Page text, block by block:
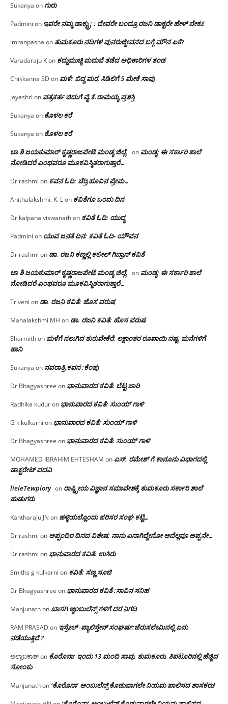
Sukanya onಗುರು
Padmini on ಇವರೇ ನಮ್ಮ ಡಾಕ್ಟ್ರು; : ದೇವರೇ ಬಂದ್ರೂ ರಜನಿ ಡಾಕ್ಟರೇ ಹೇಳ್ ಬೇಕು!
imranpasha on ತುಮಕೂರು ನದಿಗಳ ಪುನರುಜ್ಜೀವನದ ಬಗ್ಗೆ ಮೌನ ಏಕೆ?
Varadaraju Kon ಕದ್ದುಮುಚ್ಚಿ ಮದುವೆ ತಡೆದ ಅಧಿಕಾರಿಗಳ ತಂಡ
Chikkanna SD on ಮಳೆ: ಬಿದ್ದ ಮರ, ಸಿಡಿಲಿಗೆ 5 ಮೇಕೆ ಸಾವು
Jayashri on ಪತ್ರಕರ್ತ ಚಿದುಗೆ ವೈ.ಕೆ.ರಾಮಯ್ಯ ಪ್ರಶಸ್ತಿ
Sukanya on ಕೊಳಲ ಕರೆ
Sukanya on ಕೊಳಲ ಕರೆ
ಚಾ ಶಿ ಜಯಕುಮಾರ್ ಕೃಷ್ಣರಾಜಪೇಟೆ.ಮಂಡ್ಯ ಜಿಲ್ಲೆ. on ಮಂಡ್ಯ: ಈ ಸರ್ಕಾರಿ ಶಾಲೆ
ನೋಡಿದರೆ ಎಂಥವರೂ ಮೂಕವಿಸ್ಮಿತರಾಗುತ್ತಾರೆ…
Dr rashmi on ಕವನ ಓದಿ: ಚೆರ್ರಿ ಹೂವಿನ ಪ್ರೇಮ…
Anithalakshmi. K. Lon ಕವಿತೆಗೂ ಒಂದು ದಿನ
Dr kalpana viswanathon ಕವಿತೆ ಓದಿ: ಯುದ್ಧ
Padmini on ಯುವ ಜನತೆ ದಿನ: ಕವಿತೆ ಓದಿ- ಯೌವನ
Dr rashmi on ಡಾ. ರಜನಿ‌ ಕಣ್ಣಲ್ಲಿ ಕಲೀಲ್ ಗಿಬ್ರಾನ್ ಕವಿತೆ
ಚಾ ಶಿ ಜಯಕುಮಾರ್ ಕೃಷ್ಣರಾಜಪೇಟೆ.ಮಂಡ್ಯ ಜಿಲ್ಲೆ. on ಮಂಡ್ಯ: ಈ ಸರ್ಕಾರಿ ಶಾಲೆ
ನೋಡಿದರೆ ಎಂಥವರೂ ಮೂಕವಿಸ್ಮಿತರಾಗುತ್ತಾರೆ…
Triveni on ಡಾ. ರಜನಿ ಕವಿತೆ: ಹೊಸ ವರುಷ
Mahalakshmi MH on ಡಾ. ರಜನಿ ಕವಿತೆ: ಹೊಸ ವರುಷ
Sharmithon ಮಳೆಗೆ ನಲುಗಿದ ತುರುವೇಕೆರೆ: ಲಕ್ಷಾಂತರ ರೂಪಾಯಿ ನಷ್ಟ, ಮನೆಗಳಿಗೆ
ಹಾನಿ
Sukanya on ನವರಾತ್ರಿ ಕವನ :ಕೆಂಪು
Dr Bhagyashree on ಭಾನುವಾರದ ಕವಿತೆ: ಬೆಟ್ಟ ಜಾರಿ
Radhika kuduron ಭಾನುವಾರದ ಕವಿತೆ: ಸುಂಯ್ ಗಾಳಿ
G k kulkarni on ಭಾನುವಾರದ ಕವಿತೆ: ಸುಂಯ್ ಗಾಳಿ
Dr Bhagyashree on ಭಾನುವಾರದ ಕವಿತೆ: ಸುಂಯ್ ಗಾಳಿ
MOHAMED IBRAHIM EHTESHAM on ಎಸ್. ರಮೇಶ್ ಗೆ ಕಾನೂನು ವಿಭಾಗದಲ್ಲಿ
ಡಾಕ್ಟರೇಟ್ ಪದವಿ
lieleTewplory on ರಾಷ್ಟ್ರೀಯ ವಿಜ್ಞಾನ ಸಮಾವೇಶಕ್ಕೆ‌ ತುಮಕೂರು ಸರ್ಕಾರಿ ಶಾಲೆ
ಹುಡುಗರು
Kantharaju JN on ಹಳ್ಳಿಯಲ್ಲೊಂದು ಪರಿಸರ ಸಂಘ ಕಟ್ಟಿ…
Dr rashmi on ಅಪ್ಪಂದಿರ ದಿನದ ವಿಶೇಷ: ನಾನು ಏನಾಗಿದ್ದೇನೋ‌ ಅದೆಲ್ಲವೂ ಅಪ್ಪನೇ…
Dr rashmi on ಭಾನುವಾರದ ಕವಿತೆ: ಉಸಿರು
Smiths g kulkarni on ಕವಿತೆ: ಸಣ್ಣ ಸೂಜಿ
Dr Bhagyashree on ಭಾನುವಾರದ ಕವಿತೆ :ಸಾವಿನ ಸನಿಹ
Manjunathonಖಾಸಗಿ ಆ್ಯಂಬುಲೆನ್ಸ್ ಗಳಿಗೆ ದರ ನಿಗದಿ
RAM PRASAD on ಇಸ್ರೇಲ್ -ಪ್ಯಾಲಿಸ್ತೇನ್ ಸಂಘರ್ಷ:ಜೆರುಸಲೇಮಿನಲ್ಲಿ ಏನು
ನಡೆಯುತ್ತಿದೆ ?
ಅಲ್ಲಾಬಕಾಶ್on ಕೊರೊನಾ: ಇಂದು 13 ಮಂದಿ ಸಾವು, ತುಮಕೂರು, ತಿಪಟೂರಿನಲ್ಲಿ ಹೆಚ್ಚಿದ
ಸೋಂಕು
Manjunathon ‘ಕೊರೊನಾ’ ಅಂಬುಲೆನ್ಸ್ ಕೊಡುವಾಗಲೇ ನಿಯಮ ಪಾಲಿಸದ ಶಾಸಕರು!